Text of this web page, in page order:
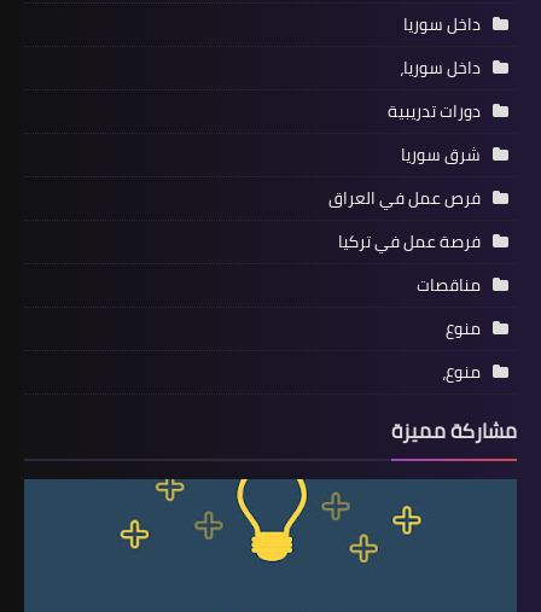
داخل سوريا
داخل سوريا،
دورات تدريبية
شرق سوريا
فرص عمل في العراق
فرصة عمل في تركيا
مناقصات
منوع
منوع،
مشاركة مميزة